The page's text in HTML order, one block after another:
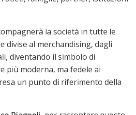
la società in tutte le
divise al merchandising, dagli
diventando il simbolo di
più moderna, ma fedele ai
un punto di riferimento della